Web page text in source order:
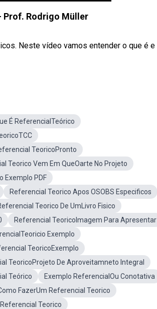
Prof. Rodrigo Müller
Neste vídeo vamos entender o que é e
É ReferencialTeórico
TeoricoPronto
Teorico Vem Em QueOarte No Projeto
Exemplo PDF
Referencial Teorico Apos OSOBS Especificos
Teorico De UmLivro Fisico
Referencial TeoricoImagem Para Apresentar
Exemplo
TeoricoExemplo
TeoricoProjeto De Aproveitamneto Integral
Teórico
Exemplo ReferencialOu Conotativa
FazerUm Referencial Teorico
Teorico